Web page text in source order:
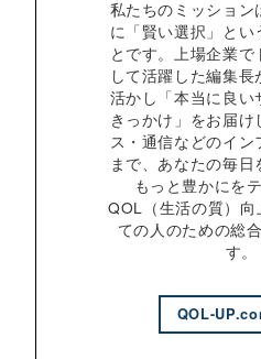
私たちのミッション
に「賢い選択」とい
とです。上場企業で
して活躍した編集
活かし「本当に良い
きっかけ」をお届
ス・通信などのイン
まで、あなたの毎日
もっと豊かにを
QOL（生活の質）
ての人のための総
す。
QOL-